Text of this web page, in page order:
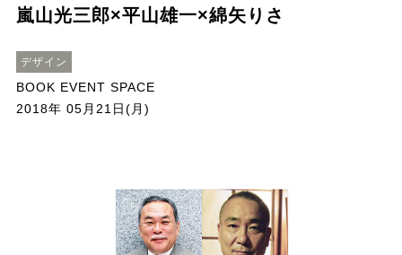
嵐山光三郎×平山雄一×綿矢りさ
デザイン
BOOK EVENT SPACE
2018年 05月21日(月)